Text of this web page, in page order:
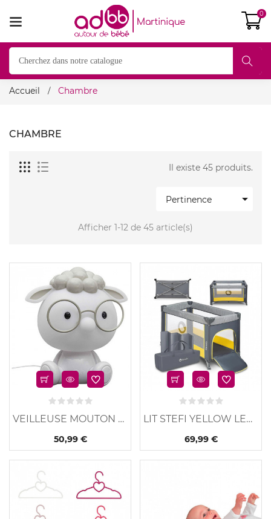
0
Accueil Chambre
CHAMBRE
Il existe 45 produits.
Pertinence 
Afficher 1-12 de 45 article(s)
VEILLEUSE MOUTON TACTILE
50,99 €
Nouveau
LIT STEFI YELLOW LEMON
69,99 €
Nouveau